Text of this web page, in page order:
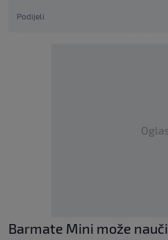
Podijeli
Barmate Mini može